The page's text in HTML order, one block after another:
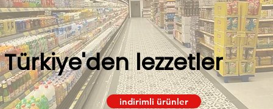
Türkiye'den lezzetler
indirimli ürünler